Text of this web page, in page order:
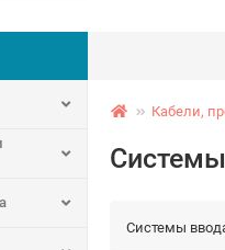
Кабели,
Системы